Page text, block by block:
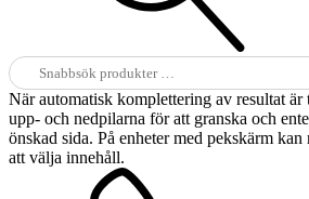
Sök
efter:
När automatisk komplettering av resultat
upp- och nedpilarna för att granska och
önskad sida. På enheter med pekskärm
att välja innehåll.